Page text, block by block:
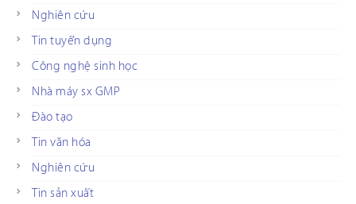
Nghiên cứu
Tin tuyển dụng
Công nghệ sinh học
Nhà máy sx GMP
Đào tạo
Tin văn hóa
Nghiên cứu
Tin sản xuất